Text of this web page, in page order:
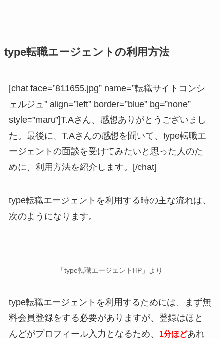
type転職エージェントの利用方法
[chat face=”811655.jpg” name=”転職サイトコンシ
ェルジュ” align=”left” border=”blue” bg=”none”
style=”maru”]T.Aさん、感想ありがとうございまし
た。最後に、T.Aさんの感想を聞いて、type転職エ
ージェントの面談を受けてみたいと思った人のた
めに、利用方法を紹介します。[/chat]
type転職エージェントを利用する時の主な流れは、
次のようになります。
「type転職エージェントHP」より
type転職エージェントを利用するためには、まず無
料会員登録をする必要がありますが、登録はほと
んどがプロフィール入力となるため、
1分ほどあれ